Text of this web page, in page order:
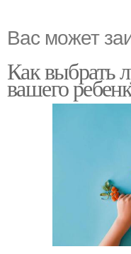
Вас может
Как выбрать
вашего